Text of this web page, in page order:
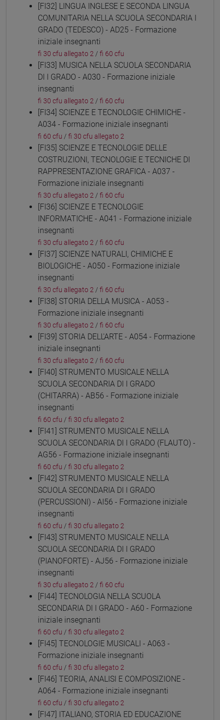
[FI32] LINGUA INGLESE E SECONDA LINGUA
COMUNITARIA NELLA SCUOLA SECONDARIA I
GRADO (TEDESCO) - AD25 - Formazione
iniziale insegnanti
fi 30 cfu allegato 2 / fi 60 cfu
[FI33] MUSICA NELLA SCUOLA SECONDARIA
DI I GRADO - A030 - Formazione iniziale
insegnanti
fi 30 cfu allegato 2 / fi 60 cfu
[FI34] SCIENZE E TECNOLOGIE CHIMICHE -
A034 - Formazione iniziale insegnanti
fi 60 cfu / fi 30 cfu allegato 2
[FI35] SCIENZE E TECNOLOGIE DELLE
COSTRUZIONI, TECNOLOGIE E TECNICHE DI
RAPPRESENTAZIONE GRAFICA - A037 -
Formazione iniziale insegnanti
fi 30 cfu allegato 2 / fi 60 cfu
[FI36] SCIENZE E TECNOLOGIE
INFORMATICHE - A041 - Formazione iniziale
insegnanti
fi 30 cfu allegato 2 / fi 60 cfu
[FI37] SCIENZE NATURALI, CHIMICHE E
BIOLOGICHE - A050 - Formazione iniziale
insegnanti
fi 30 cfu allegato 2 / fi 60 cfu
[FI38] STORIA DELLA MUSICA - A053 -
Formazione iniziale insegnanti
fi 30 cfu allegato 2 / fi 60 cfu
[FI39] STORIA DELL'ARTE - A054 - Formazione
iniziale insegnanti
fi 30 cfu allegato 2 / fi 60 cfu
[FI40] STRUMENTO MUSICALE NELLA
SCUOLA SECONDARIA DI I GRADO
(CHITARRA) - AB56 - Formazione iniziale
insegnanti
fi 60 cfu / fi 30 cfu allegato 2
[FI41] STRUMENTO MUSICALE NELLA
SCUOLA SECONDARIA DI I GRADO (FLAUTO) -
AG56 - Formazione iniziale insegnanti
fi 60 cfu / fi 30 cfu allegato 2
[FI42] STRUMENTO MUSICALE NELLA
SCUOLA SECONDARIA DI I GRADO
(PERCUSSIONI) - AI56 - Formazione iniziale
insegnanti
fi 60 cfu / fi 30 cfu allegato 2
[FI43] STRUMENTO MUSICALE NELLA
SCUOLA SECONDARIA DI I GRADO
(PIANOFORTE) - AJ56 - Formazione iniziale
insegnanti
fi 30 cfu allegato 2 / fi 60 cfu
[FI44] TECNOLOGIA NELLA SCUOLA
SECONDARIA DI I GRADO - A60 - Formazione
iniziale insegnanti
fi 60 cfu / fi 30 cfu allegato 2
[FI45] TECNOLOGIE MUSICALI - A063 -
Formazione iniziale insegnanti
fi 60 cfu / fi 30 cfu allegato 2
[FI46] TEORIA, ANALISI E COMPOSIZIONE -
A064 - Formazione iniziale insegnanti
fi 60 cfu / fi 30 cfu allegato 2
[FI47] ITALIANO, STORIA ED EDUCAZIONE